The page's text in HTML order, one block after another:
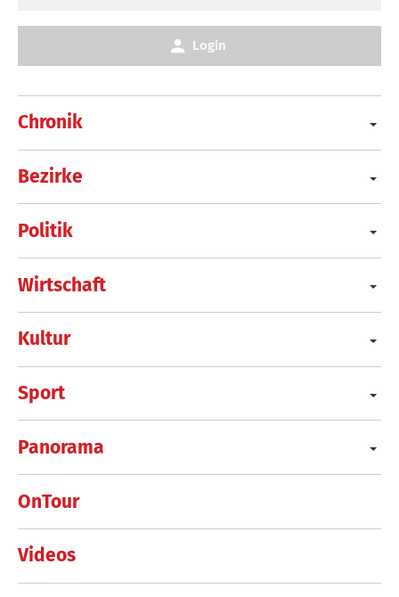
Chronik
Bezirke
Politik
Wirtschaft
Kultur
Sport
Panorama
OnTour
Videos
Login